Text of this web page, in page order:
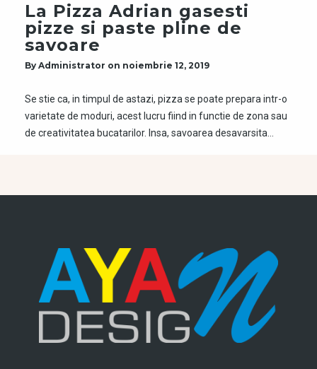
La Pizza Adrian gasesti
pizze si paste pline de
savoare
By Administrator on noiembrie 12, 2019
Se stie ca, in timpul de astazi, pizza se poate prepara intr-o
varietate de moduri, acest lucru fiind in functie de zona sau
de creativitatea bucatarilor. Insa, savoarea desavarsita…